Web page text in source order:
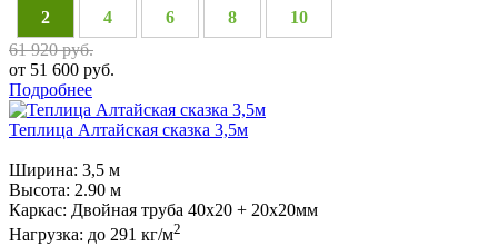
2
4 6 8
10
61 920 руб.
от 51 600 руб.
Подробнее
Теплица Алтайская сказка 3,5м
Ширина: 3,5 м
Высота: 2.90 м
Каркас: Двойная труба 40х20 + 20х20мм
Нагрузка: до 291 кг/м2